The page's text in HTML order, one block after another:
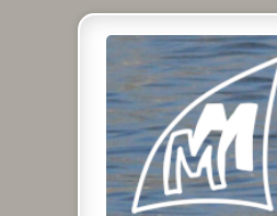
Micro Magic